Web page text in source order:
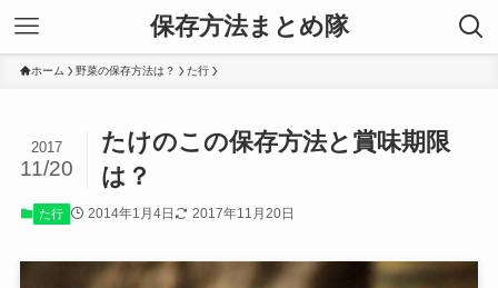
保存方法まとめ隊
ホーム 野菜の保存方法は？ た行
たけのこの保存方法と賞味期限
は？
2017
11/20
た行 2014年1月4日 2017年11月20日